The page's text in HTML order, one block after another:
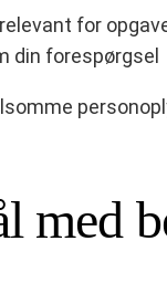
for
din forespørgsel
med